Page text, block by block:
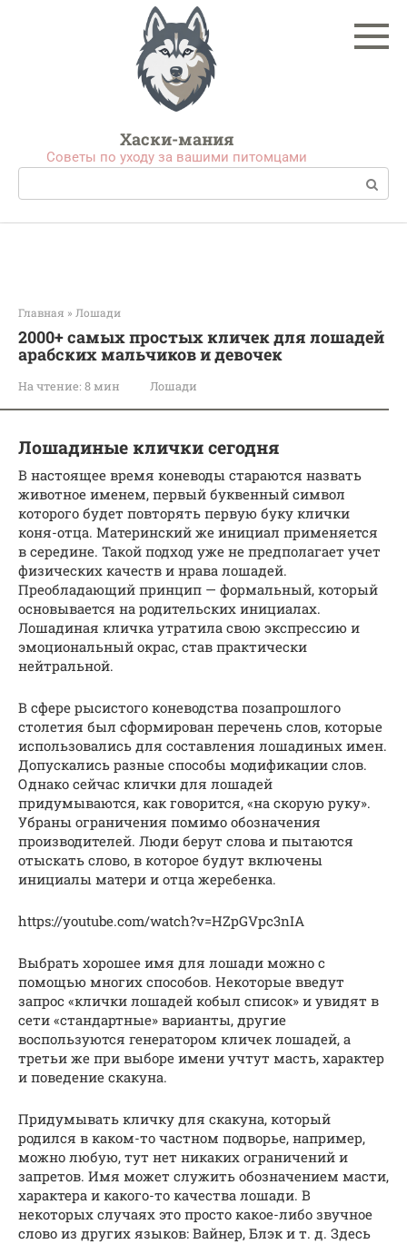
Хаски-мания
Советы по уходу за вашими питомцами
Поиск:
Главная » Лошади
2000+ самых простых кличек для лошадей
арабских мальчиков и девочек
На чтение: 8 мин Лошади
Лошадиные клички сегодня
В настоящее время коневоды стараются назвать
животное именем, первый буквенный символ
которого будет повторять первую буку клички
коня-отца. Материнский же инициал применяется
в середине. Такой подход уже не предполагает учет
физических качеств и нрава лошадей.
Преобладающий принцип — формальный, который
основывается на родительских инициалах.
Лошадиная кличка утратила свою экспрессию и
эмоциональный окрас, став практически
нейтральной.
В сфере рысистого коневодства позапрошлого
столетия был сформирован перечень слов, которые
использовались для составления лошадиных имен.
Допускались разные способы модификации слов.
Однако сейчас клички для лошадей
придумываются, как говорится, «на скорую руку».
Убраны ограничения помимо обозначения
производителей. Люди берут слова и пытаются
отыскать слово, в которое будут включены
инициалы матери и отца жеребенка.
https://youtube.com/watch?v=HZpGVpc3nIA
Выбрать хорошее имя для лошади можно с
помощью многих способов. Некоторые введут
запрос «клички лошадей кобыл список» и увидят в
сети «стандартные» варианты, другие
воспользуются генератором кличек лошадей, а
третьи же при выборе имени учтут масть, характер
и поведение скакуна.
Придумывать кличку для скакуна, который
родился в каком-то частном подворье, например,
можно любую, тут нет никаких ограничений и
запретов. Имя может служить обозначением масти,
характера и какого-то качества лошади. В
некоторых случаях это просто какое-либо звучное
слово из других языков: Вайнер, Блэк и т. д. Здесь